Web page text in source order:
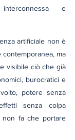
e
artificiale non è
contemporanea, ma
visibile ciò che già
burocratici e
potere senza
senza colpa
non fa che portare